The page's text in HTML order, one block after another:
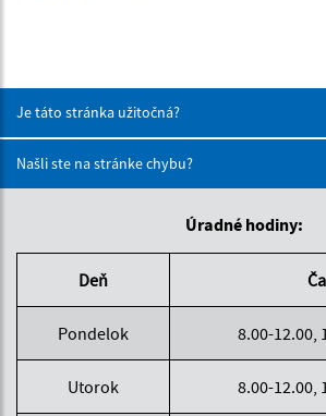
Je táto stránka užitočná?
Našli ste na stránke chybu?
Úradné hodiny:
Deň
Pondelok 8.00-12.00,
Utorok 8.00-12.00,